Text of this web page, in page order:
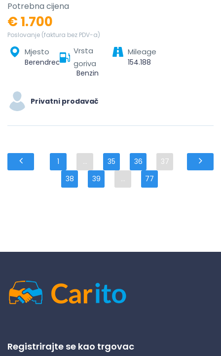
Potrebna cijena
€ 1.700
Poslovanje (faktura bez PDV-a)
Mjesto
Berendrecht, Berendrecht-Zandvliet-Lillo, Antwerpen, Vlaanderen, België
Vrsta
goriva
Benzin
Mileage
154.188
Privatni prodavač
1 ... 35 36
37
38
39 ... 77
Registrirajte se kao trgovac